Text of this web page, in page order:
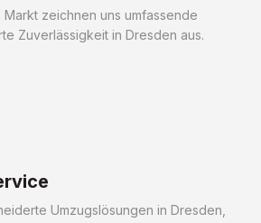
Markt zeichnen uns umfassende
Zuverlässigkeit in Dresden aus.
Umzugslösungen in Dresden,